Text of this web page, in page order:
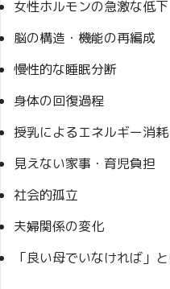
女性ホルモンの急激な低下
脳の構造・機能の再編成
慢性的な睡眠分断
身体の回復過程
授乳によるエネルギー消耗
見えない家事・育児負担
社会的孤立
夫婦関係の変化
「良い母でいなければ」